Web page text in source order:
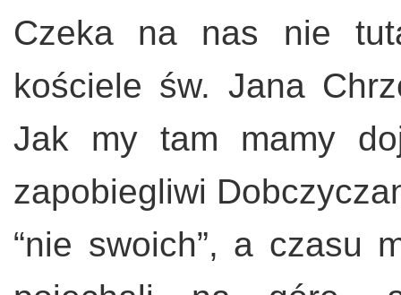
Czeka na nas nie
kościele św. Jana
Jak my tam mamy
zapobiegliwi
“nie swoich”, a czasu